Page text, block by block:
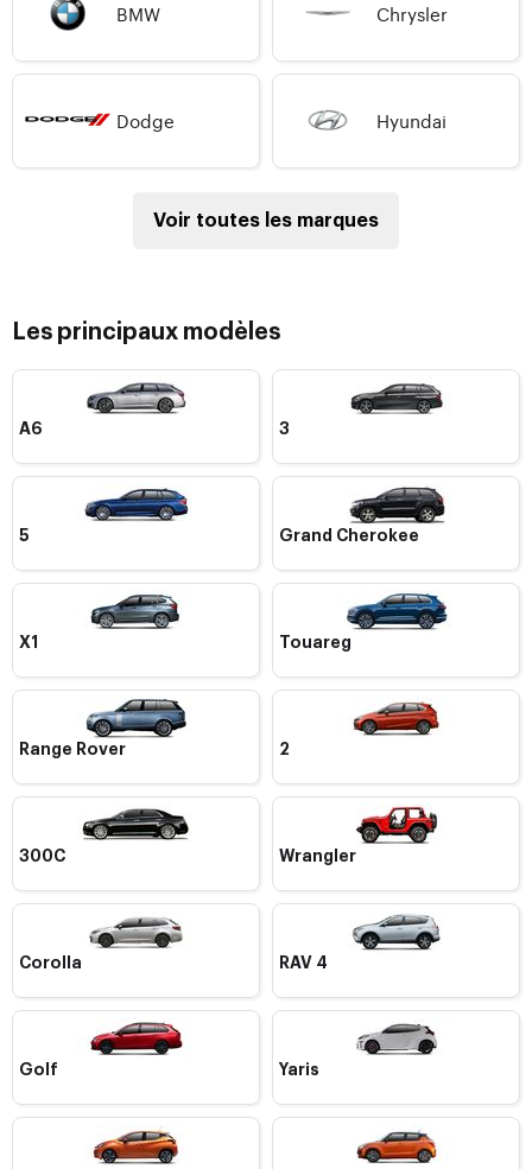
BMW Chrysler
Dodge Hyundai
Voir toutes les marques
Les principaux modèles
A6 3
5 Grand Cherokee
X1 Touareg
Range Rover 2
300C Wrangler
Corolla RAV 4
Golf Yaris